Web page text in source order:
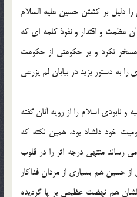
را دليل بر كشتن حسين عليه السلام
عظمت و اقتدار و نفوذ كلمه اى كه
نكرد و بر حكومتى از حكومت
به دستور يزيد در بيابان لم يزرعى
نابودى اسلام را از رويه آنان گفته
خود دلشاد بود، همين نكته كه
منتهى درجه اثر را در قلوب
از حسين هم بسيارى از مردان فداكار
هم نهضت عظيمى بر پا گرديده